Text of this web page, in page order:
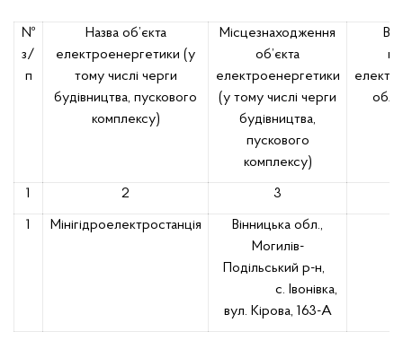
№
з/
п
Назва об’єкта
електроенергетики (у
тому числі черги
будівництва, пускового
комплексу)
Місцезнаходження
об’єкта
електроенергетики
(у тому числі черги
будівництва,
пускового
комплексу)
1 2 3
1 Мінігідроелектростанція
Вінницька обл.,
Могилів-
Подільський р-н,
с. Івонівка,
вул. Кірова, 163-А